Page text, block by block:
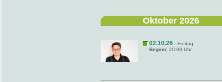
Oktober 2026
02.10.26 - Freitag
Beginn: 20:00 Uhr